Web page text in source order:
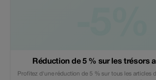
Réduction de 5 % sur les trésors
Profitez d'une réduction de 5 % sur tous les articles